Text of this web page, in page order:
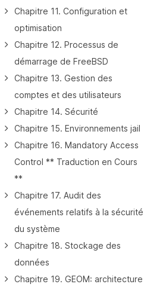
Chapitre 11. Configuration et
optimisation
Chapitre 12. Processus de
démarrage de FreeBSD
Chapitre 13. Gestion des
comptes et des utilisateurs
Chapitre 14. Sécurité
Chapitre 15. Environnements jail
Chapitre 16. Mandatory Access
Control ** Traduction en Cours
**
Chapitre 17. Audit des
événements relatifs à la sécurité
du système
Chapitre 18. Stockage des
données
Chapitre 19. GEOM: architecture